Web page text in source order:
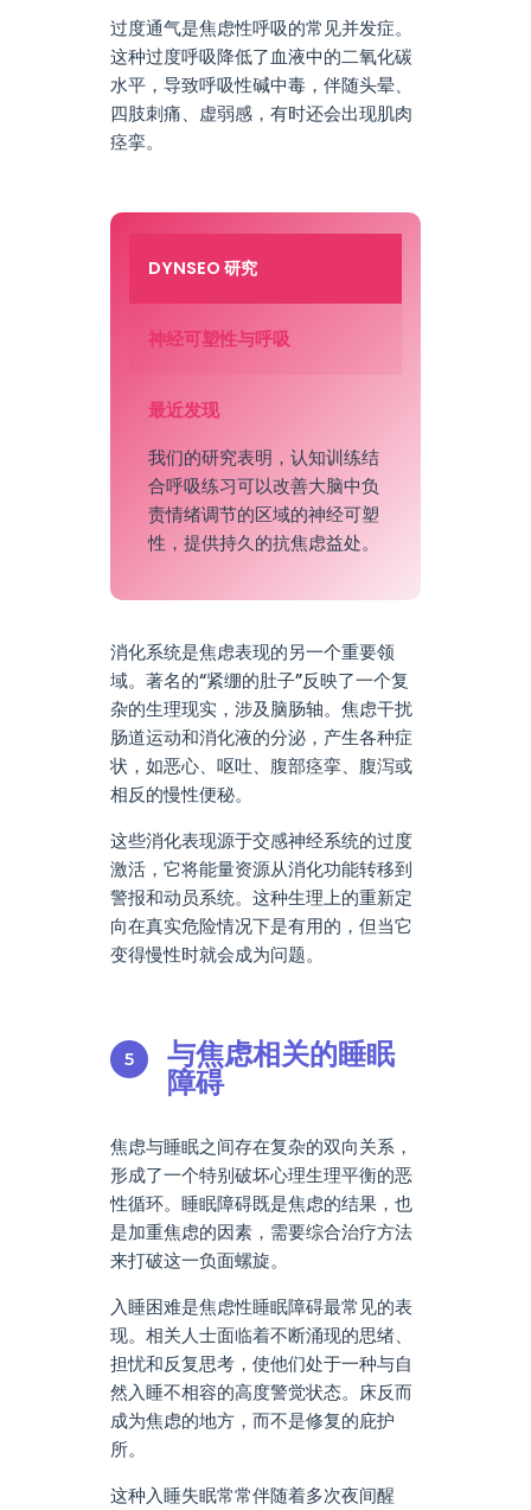
过度通气是焦虑性呼吸的常见并发症。
这种过度呼吸降低了血液中的二氧化碳
水平，导致呼吸性碱中毒，伴随头晕、
四肢刺痛、虚弱感，有时还会出现肌肉
痉挛。
DYNSEO 研究
神经可塑性与呼吸
最近发现
我们的研究表明，认知训练结
合呼吸练习可以改善大脑中负
责情绪调节的区域的神经可塑
性，提供持久的抗焦虑益处。
消化系统是焦虑表现的另一个重要领
域。著名的“紧绷的肚子”反映了一个复
杂的生理现实，涉及脑肠轴。焦虑干扰
肠道运动和消化液的分泌，产生各种症
状，如恶心、呕吐、腹部痉挛、腹泻或
相反的慢性便秘。
这些消化表现源于交感神经系统的过度
激活，它将能量资源从消化功能转移到
警报和动员系统。这种生理上的重新定
向在真实危险情况下是有用的，但当它
变得慢性时就会成为问题。
与焦虑相关的睡眠
障碍
焦虑与睡眠之间存在复杂的双向关系，
形成了一个特别破坏心理生理平衡的恶
性循环。睡眠障碍既是焦虑的结果，也
是加重焦虑的因素，需要综合治疗方法
来打破这一负面螺旋。
入睡困难是焦虑性睡眠障碍最常见的表
现。相关人士面临着不断涌现的思绪、
担忧和反复思考，使他们处于一种与自
然入睡不相容的高度警觉状态。床反而
成为焦虑的地方，而不是修复的庇护
所。
这种入睡失眠常常伴随着多次夜间醒